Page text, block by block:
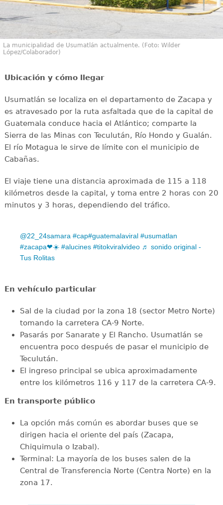
La municipalidad de Usumatlán actualmente. (Foto: Wilder
López/Colaborador)
Ubicación y cómo llegar
Usumatlán se localiza en el departamento de Zacapa y
es atravesado por la ruta asfaltada que de la capital de
Guatemala conduce hacia el Atlántico; comparte la
Sierra de las Minas con Teculután, Río Hondo y Gualán.
El río Motagua le sirve de límite con el municipio de
Cabañas.
El viaje tiene una distancia aproximada de 115 a 118
kilómetros desde la capital, y toma entre 2 horas con 20
minutos y 3 horas, dependiendo del tráfico.
@22_24samara #cap#guatemalaviral #usumatlan
#zacapa❤☀️ #alucines #titokviralvideo ♬ sonido original -
Tus Rolitas
En vehículo particular
Sal de la ciudad por la zona 18 (sector Metro Norte)
tomando la carretera CA-9 Norte.
Pasarás por Sanarate y El Rancho. Usumatlán se
encuentra poco después de pasar el municipio de
Teculután.
El ingreso principal se ubica aproximadamente
entre los kilómetros 116 y 117 de la carretera CA-9.
En transporte público
La opción más común es abordar buses que se
dirigen hacia el oriente del país (Zacapa,
Chiquimula o Izabal).
Terminal: La mayoría de los buses salen de la
Central de Transferencia Norte (Centra Norte) en la
zona 17.